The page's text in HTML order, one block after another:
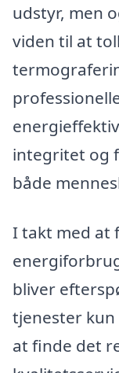
udstyr, men
viden til at
integritet og
både
I takt med at
bliver
tjenester
at finde det